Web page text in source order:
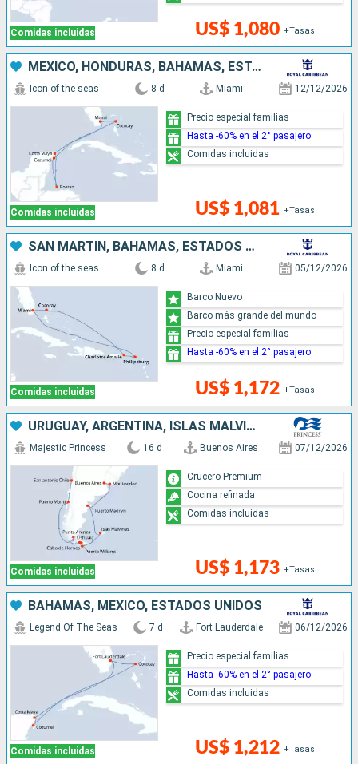
Comidas incluidas US$ 1,080 +Tasas
MÉXICO, HONDURAS, BAHAMAS, ESTADOS UNIDOS
Comidas incluidas
Icon of the seas 8 d Miami 12/12/2026
US$ 1,081 +Tasas
Precio especial familias
Hasta -60% en el 2° pasajero
Comidas incluidas
SAN MARTÍN, BAHAMAS, ESTADOS UNIDOS
Comidas incluidas
Icon of the seas 8 d Miami 05/12/2026
US$ 1,172 +Tasas
Barco Nuevo
Barco más grande del mundo
Precio especial familias
Hasta -60% en el 2° pasajero
URUGUAY, ARGENTINA, ISLAS MALVINAS, CHILE
Comidas incluidas
Majestic Princess 16 d Buenos Aires 07/12/2026
US$ 1,173 +Tasas
Crucero Premium
Cocina refinada
Comidas incluidas
BAHAMAS, MÉXICO, ESTADOS UNIDOS
Comidas incluidas
Legend Of The Seas 7 d Fort Lauderdale 06/12/2026
US$ 1,212 +Tasas
Precio especial familias
Hasta -60% en el 2° pasajero
Comidas incluidas